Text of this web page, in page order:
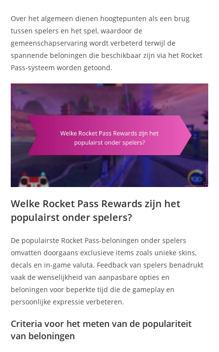
Over het algemeen dienen hoogtepunten als een brug
tussen spelers en het spel, waardoor de
gemeenschapservaring wordt verbeterd terwijl de
spannende beloningen die beschikbaar zijn via het Rocket
Pass-systeem worden getoond.
Welke Rocket Pass Rewards zijn het
populairst onder spelers?
De populairste Rocket Pass-beloningen onder spelers
omvatten doorgaans exclusieve items zoals unieke skins,
decals en in-game valuta. Feedback van spelers benadrukt
vaak de wenselijkheid van aanpasbare opties en
beloningen voor beperkte tijd die de gameplay en
persoonlijke expressie verbeteren.
Criteria voor het meten van de populariteit
van beloningen